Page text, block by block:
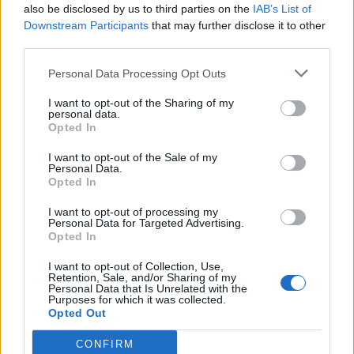
also be disclosed by us to third parties on the IAB’s List of
Downstream Participants that may further disclose it to other
Personal Data Processing Opt Outs
I want to opt-out of the Sharing of my
personal data.
Opted In
I want to opt-out of the Sale of my
Personal Data.
Opted In
I want to opt-out of processing my
Personal Data for Targeted Advertising.
Opted In
I want to opt-out of Collection, Use,
Retention, Sale, and/or Sharing of my
Personal Data that Is Unrelated with the
Purposes for which it was collected.
Opted Out
CONFIRM
In evidenza